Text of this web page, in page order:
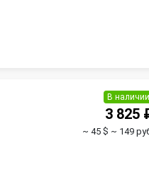
В наличии
3 825
~ 45 $ ~ 149